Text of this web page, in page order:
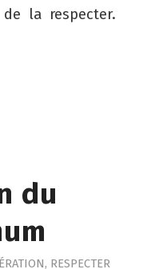
la respecter.
du
, RESPECTER